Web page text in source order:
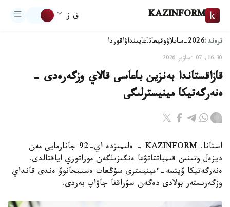
KAZINFORM ق ز
ترەند:2026-سايلاۋ وقيعاتاعايىنداۋاقوردا
16:30, 07 ءساۋىر 2026
قازاقستاندا بەنزين باعاسى قالاي وزگەرەدى -
ەنەرگەتيكا مينيسترلىگى
استانا. KAZINFORM - ەلىمىزدە اي-92 جانارمايى مەن
ديزەل وتىنىن قىمباتتاتۋعا ەنگىزىلگەن موراتوري اياقتالدى.
ەنەرگەتيكا ۆيتسە-ءمينيسترى سۇڭعات ەسىمحانوۆ ەندى قانداي
وزگەرىستەر بولادى دەگەن سۇراققا جاۋاپ بەردى.